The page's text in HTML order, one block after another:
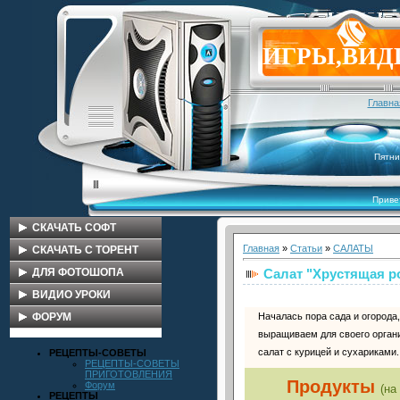
СКАЧАТЬ СОФТ
АКЦИЯ БЕСПЛАТНО
ключи антивирусы
WPI
СБОРКИ ОС
УТИЛИТЫ
ДРАЙВЕРА
ИНТЕРНЕТ
СКАЧАТЬ С ТОРЕНТ
ИГРЫ
СБОРКИ ОС
WPI
КИНО
МУЛЬТИКИ
ДЛЯ ФОТОШОПА
КЛИПАРТЫ
ФОНЫ
ШАБЛОНЫ
ВИДИО УРОКИ
ВИДИО ФОКУСЫ
ФОНЫ
ШАБЛОНЫ
ФОРУМ
ФОРУМ
РЕЦЕПТЫ-СОВЕТЫ
РЕЦЕПТЫ-СОВЕТЫ
ПРИГОТОВЛЕНИЯ
Форум
РЕЦЕПТЫ
Главная » Статьи » САЛАТЫ
Салат "Хрустящая
Началась пора сада и
выращиваем для своего
салат с курицей и сухариками.
Продукты (на